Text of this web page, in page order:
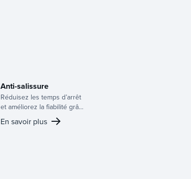
Anti-salissure
Réduisez les temps d’arrêt
et améliorez la fiabilité grâce
aux solutions antisalissure
de Koch-Glitsch, en tirant
En savoir plus